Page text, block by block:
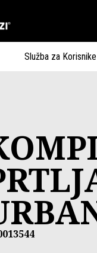
Služba za Korisnike